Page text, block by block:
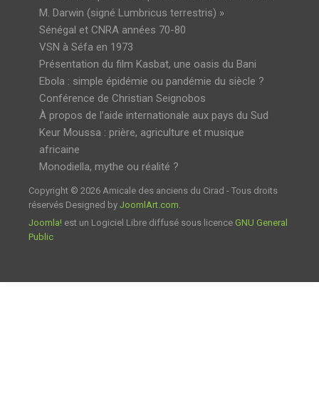
M. Darwin (signé Lumbricus terrestris) »
Sénégal et CNRA années 70-80
VSN à Séfa en 1973
Présentation du film Kasbat, une oasis du Bani
Ebola : simple épidémie ou pandémie du siècle ?
Conférence de Christian Seignobos
À propos de l’aide internationale aux pays du Sud
Keur Moussa : prière, agriculture et musique
africaine
Monodiella, mythe ou réalité ?
Copyright © 2026 Amicale des anciens du Cirad - Tous droits
réservés Designed by JoomlArt.com.
Joomla! est un Logiciel Libre diffusé sous licence GNU General
Public